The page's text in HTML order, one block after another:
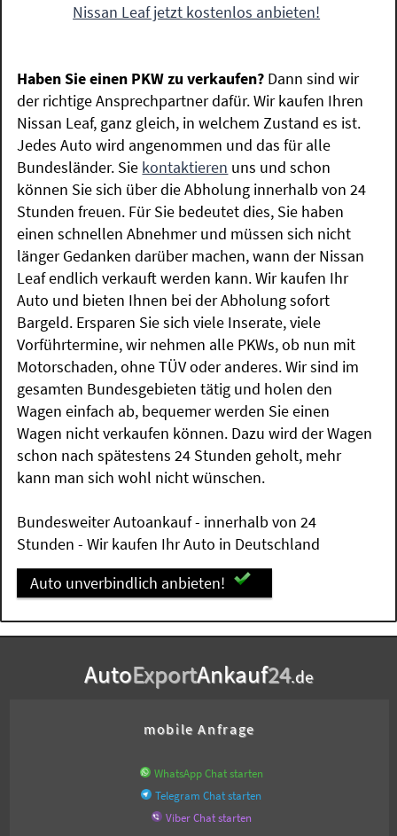
Nissan Leaf jetzt kostenlos anbieten!
Haben Sie einen PKW zu verkaufen? Dann sind wir
der richtige Ansprechpartner dafür. Wir kaufen Ihren
Nissan Leaf, ganz gleich, in welchem Zustand es ist.
Jedes Auto wird angenommen und das für alle
Bundesländer. Sie kontaktieren uns und schon
können Sie sich über die Abholung innerhalb von 24
Stunden freuen. Für Sie bedeutet dies, Sie haben
einen schnellen Abnehmer und müssen sich nicht
länger Gedanken darüber machen, wann der Nissan
Leaf endlich verkauft werden kann. Wir kaufen Ihr
Auto und bieten Ihnen bei der Abholung sofort
Bargeld. Ersparen Sie sich viele Inserate, viele
Vorführtermine, wir nehmen alle PKWs, ob nun mit
Motorschaden, ohne TÜV oder anderes. Wir sind im
gesamten Bundesgebieten tätig und holen den
Wagen einfach ab, bequemer werden Sie einen
Wagen nicht verkaufen können. Dazu wird der Wagen
schon nach spätestens 24 Stunden geholt, mehr
kann man sich wohl nicht wünschen.
Bundesweiter Autoankauf - innerhalb von 24
Stunden - Wir kaufen Ihr Auto in Deutschland
Auto unverbindlich anbieten!
AutoExportAnkauf24.de
mobile Anfrage
WhatsApp Chat starten
Telegram Chat starten
Viber Chat starten